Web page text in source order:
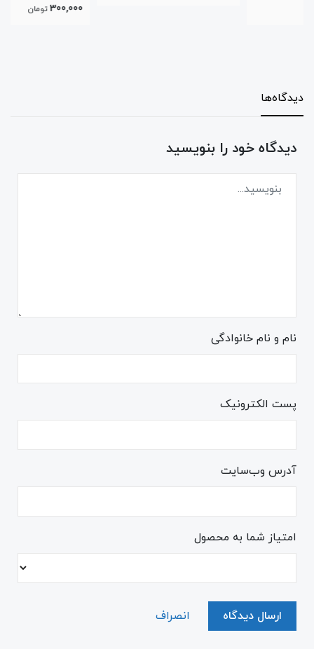
دیدگاه‌ها
دیدگاه خود را بنویسید
نام و نام خانوادگی
پست الکترونیک
آدرس وب‌سایت
امتیاز شما به محصول
ارسال دیدگاه انصراف